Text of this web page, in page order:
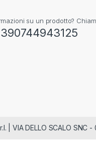
su un prodotto?
| VIA DELLO SCALO